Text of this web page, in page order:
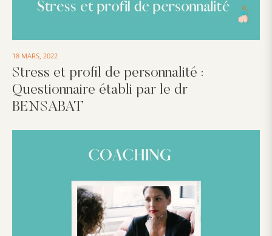
18 MARS, 2022
Stress et profil de personnalité :
Questionnaire établi par le dr
BENSABAT